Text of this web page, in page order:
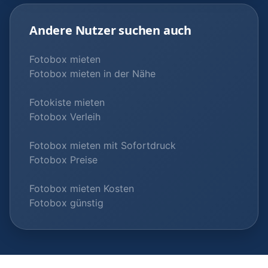
Andere Nutzer suchen auch
Fotobox mieten
Fotobox mieten in der Nähe
Fotokiste mieten
Fotobox Verleih
Fotobox mieten mit Sofortdruck
Fotobox Preise
Fotobox mieten Kosten
Fotobox günstig